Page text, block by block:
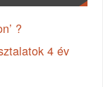
?
4 év